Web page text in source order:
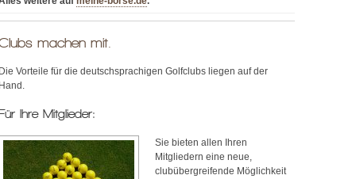
machen mit.
Vorteile für die deutschsprachigen Golfclubs liegen auf der
Ihre Mitglieder:
Sie bieten allen Ihren
Mitgliedern eine neue,
clubübergreifende Möglichkeit